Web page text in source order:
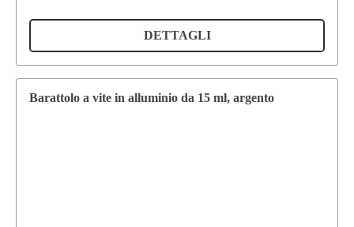
DETTAGLI
Barattolo a vite in alluminio da 15 ml, argento